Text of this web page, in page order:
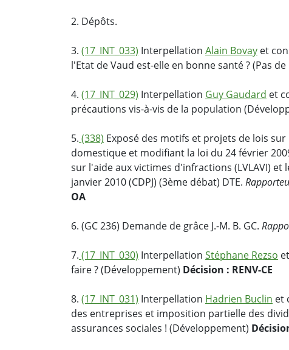
2. Dépôts.
3. (17_INT_033) Interpellation Alain Bovay et
l'Etat de Vaud est-elle en bonne santé ? (Pas
4. (17_INT_029) Interpellation Guy Gaudard et
précautions vis-à-vis de la population
5. (338) Exposé des motifs et projets de lois
domestique et modifiant la loi du 24 février
sur l'aide aux victimes d'infractions (LVLAVI)
janvier 2010 (CDPJ) (3ème débat) DTE.
OA
6. (GC 236) Demande de grâce J.-M. B. GC.
7. (17_INT_030) Interpellation Stéphane Rezso
faire ? (Développement) Décision : RENV-CE
8. (17_INT_031) Interpellation Hadrien Buclin et
des entreprises et imposition partielle des
assurances sociales ! (Développement)